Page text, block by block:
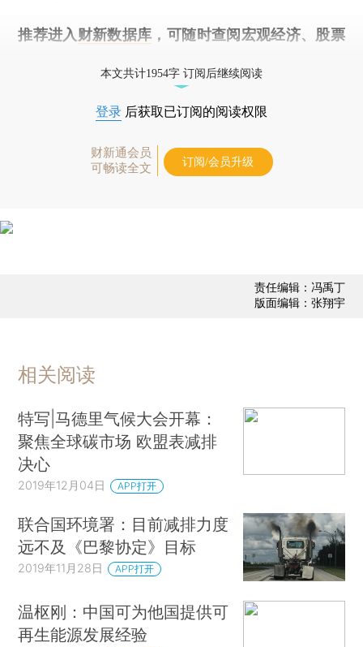
推荐进入 财新数据库 ，可随时查阅宏观经济、股票
本文共计1954字 订阅后继续阅读
登录 后获取已订阅的阅读权限
财新通会员
可畅读全文
订阅/会员升级
责任编辑：冯禹丁
版面编辑：张翔宇
相关阅读
特写|马德里气候大会开幕：
聚焦全球碳市场 欧盟表减排
决心
2019年12月04日 APP打开
联合国环境署：目前减排力度
远不及《巴黎协定》目标
2019年11月28日 APP打开
温枢刚：中国可为他国提供可
再生能源发展经验